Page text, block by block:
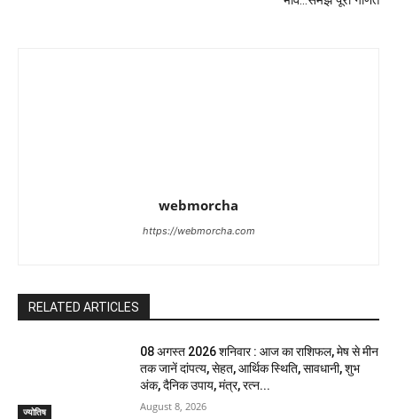
webmorcha
https://webmorcha.com
RELATED ARTICLES
ज्योतिष
08 अगस्त 2026 शनिवार : आज का राशिफल, मेष से मीन
तक जानें दांपत्य, सेहत, आर्थिक स्थिति, सावधानी, शुभ
अंक, दैनिक उपाय, मंत्र, रत्न...
August 8, 2026